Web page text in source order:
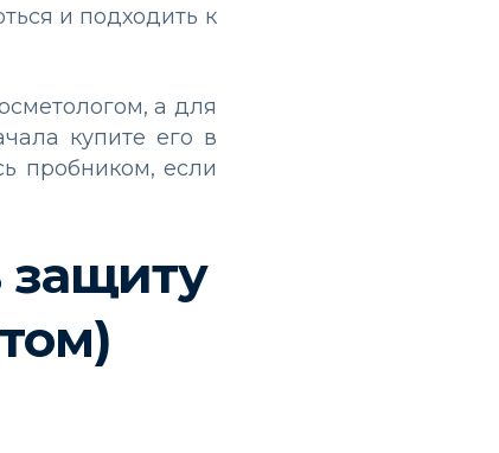
и подходить к
а для
купите его в
пробником, если
защиту